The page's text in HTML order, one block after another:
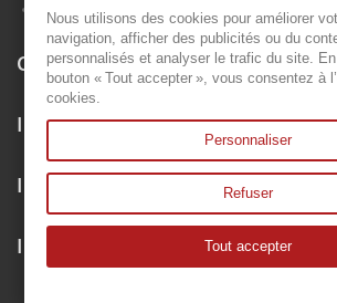
Categorie
Informazioni
Il mio account
Informazioni negozio
Nous utilisons des cookies pour améliorer
navigation, afficher des publicités ou du
personnalisés et analyser le trafic du site.
bouton « Tout accepter », vous consentez à
cookies.
Personnaliser
Refuser
Tout accepter